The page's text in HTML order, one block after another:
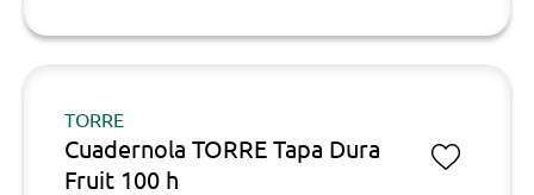
TORRE
Cuadernola TORRE Tapa Dura
Fruit 100 h